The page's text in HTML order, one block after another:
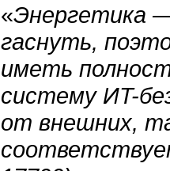
«Энергетика
гаснуть,
иметь
систему ИT-
от внешних,